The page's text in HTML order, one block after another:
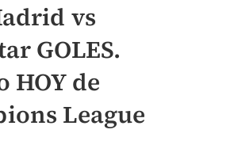
vs
GOLES.
HOY de
League